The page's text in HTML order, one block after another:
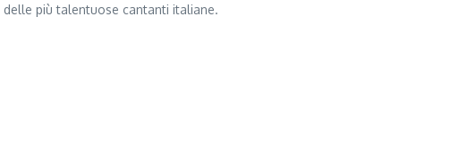
più talentuose cantanti italiane.